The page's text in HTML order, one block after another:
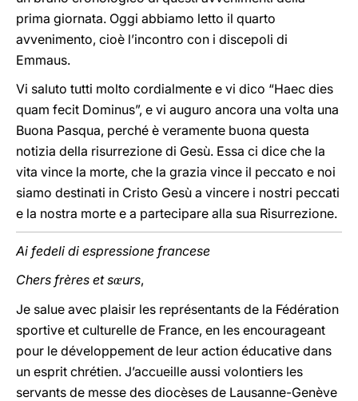
prima giornata. Oggi abbiamo letto il quarto
avvenimento, cioè l’incontro con i discepoli di
Emmaus.
Vi saluto tutti molto cordialmente e vi dico “Haec dies
quam fecit Dominus”, e vi auguro ancora una volta una
Buona Pasqua, perché è veramente buona questa
notizia della risurrezione di Gesù. Essa ci dice che la
vita vince la morte, che la grazia vince il peccato e noi
siamo destinati in Cristo Gesù a vincere i nostri peccati
e la nostra morte e a partecipare alla sua Risurrezione.
Ai fedeli di espressione francese
Chers frères et sœurs,
Je salue avec plaisir les représentants de la Fédération
sportive et culturelle de France, en les encourageant
pour le développement de leur action éducative dans
un esprit chrétien. J’accueille aussi volontiers les
servants de messe des diocèses de Lausanne-Genève